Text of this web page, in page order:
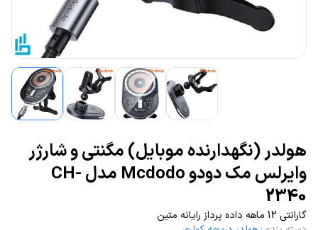
هولدر (نگهدارنده موبایل) مگنتی و شارژر
وایرلس مک دودو Mcdodo مدل CH-
2340
گارانتی 12 ماهه داده پرداز رایانه متین